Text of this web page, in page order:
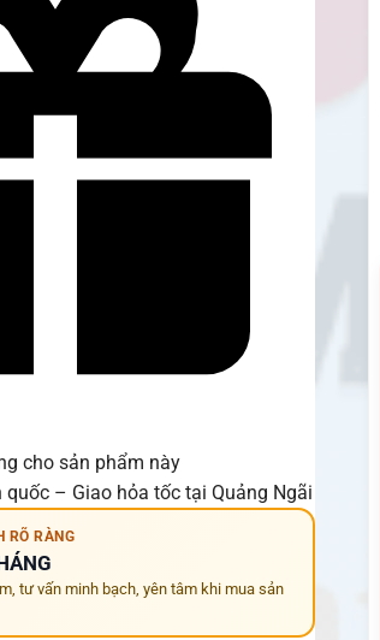
cho sản phẩm này
– Giao hỏa tốc tại Quảng Ngãi
RÕ RÀNG
tư vấn minh bạch, yên tâm khi mua sản